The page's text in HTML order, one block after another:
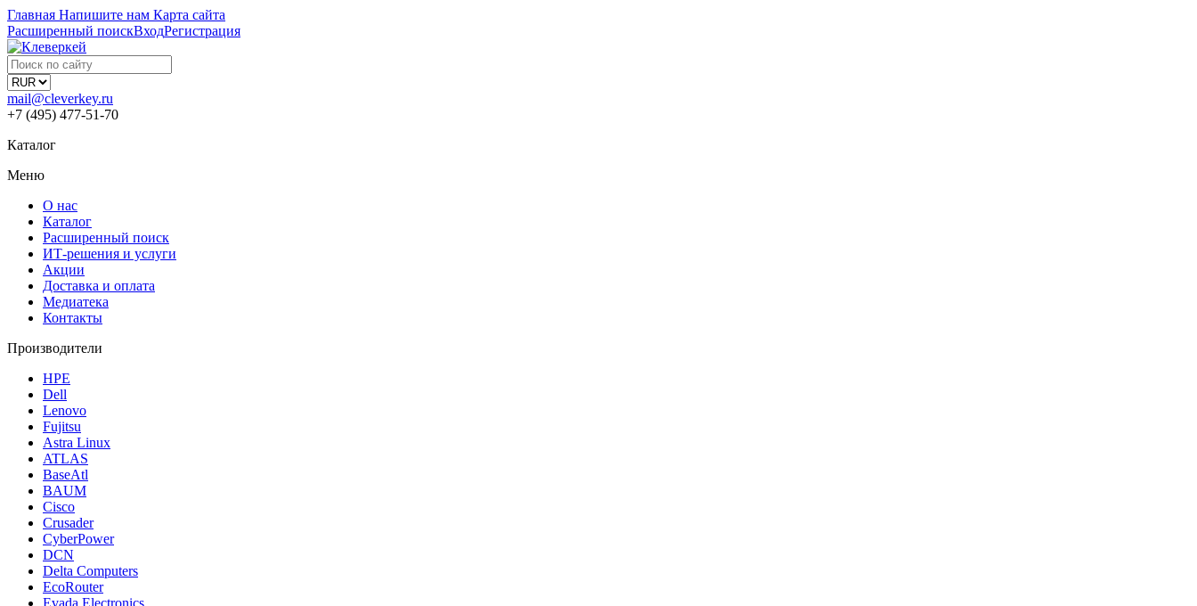
Главная Напишите нам Карта сайта
Расширенный поискВходРегистрация
mail@cleverkey.ru
+7 (495) 477-51-70
Каталог
Меню
О нас
Каталог
Расширенный поиск
ИТ-решения и услуги
Акции
Доставка и оплата
Медиатека
Контакты
Производители
HPE
Dell
Lenovo
Fujitsu
Astra Linux
ATLAS
BaseAtl
BAUM
Cisco
Crusader
CyberPower
DCN
Delta Computers
EcoRouter
Evada Electronics